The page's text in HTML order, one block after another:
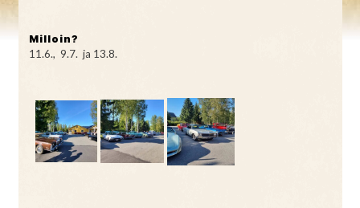
Milloin?
11.6., 9.7. ja 13.8.